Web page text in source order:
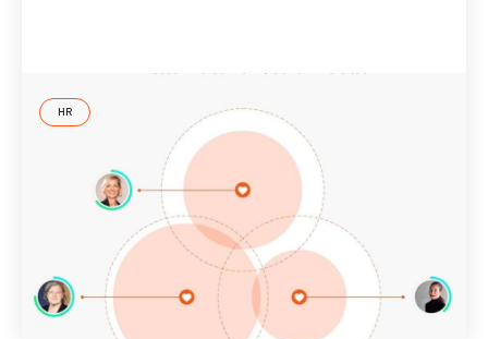
HR
Tool für Diversity Management
ID37 macht Merkmale der Persönlichkeit sichtbar, die sich
nicht auf den ersten Blick erschließen. Wie
Persönlichkeitsprofile das Diversity Management in
Unternehmen beschleunigen, zeigen wir hier.
9 Apr 2021